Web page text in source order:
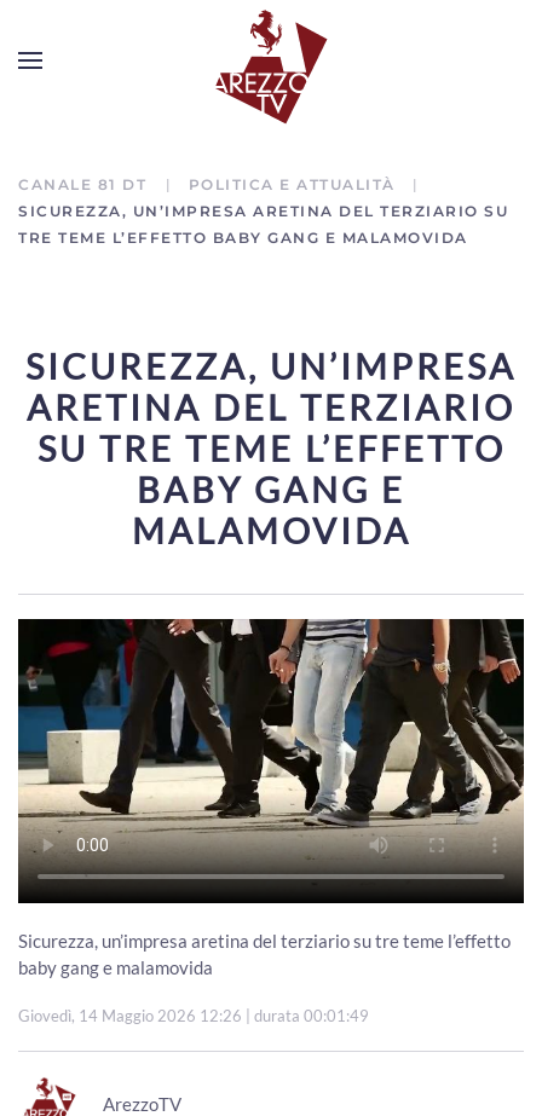
CANALE 81 DT
POLITICA E ATTUALITÀ
SICUREZZA, UN’IMPRESA ARETINA DEL TERZIARIO SU
TRE TEME L’EFFETTO BABY GANG E MALAMOVIDA
SICUREZZA, UN’IMPRESA
ARETINA DEL TERZIARIO
SU TRE TEME L’EFFETTO
BABY GANG E
MALAMOVIDA
Sicurezza, un’impresa aretina del terziario su tre teme l’effetto
baby gang e malamovida
Giovedì, 14 Maggio 2026 12:26 | durata 00:01:49
ArezzoTV